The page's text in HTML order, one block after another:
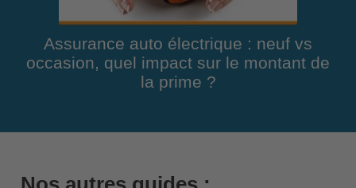
Assurance auto électrique : neuf vs
occasion, quel impact sur le montant de
la prime ?